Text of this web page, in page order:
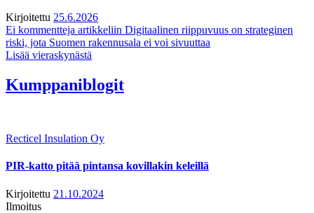
Kirjoitettu 25.6.2026
Ei kommentteja artikkeliin Digitaalinen riippuvuus on strateginen
riski, jota Suomen rakennusala ei voi sivuuttaa
Lisää vieraskynästä
Kumppaniblogit
Recticel Insulation Oy
PIR-katto pitää pintansa kovillakin keleillä
Kirjoitettu 21.10.2024
Ilmoitus